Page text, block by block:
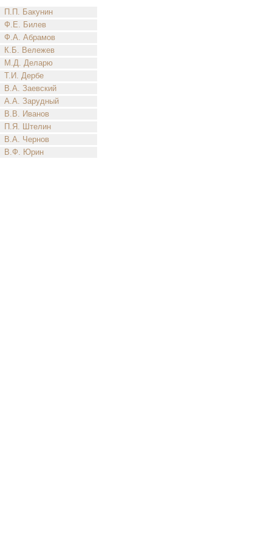
П.П. Бакунин
Ф.Е. Билев
Ф.А. Абрамов
К.Б. Вележев
М.Д. Деларю
Т.И. Дербе
В.А. Заевский
А.А. Зарудный
В.В. Иванов
П.Я. Штелин
В.А. Чернов
В.Ф. Юрин